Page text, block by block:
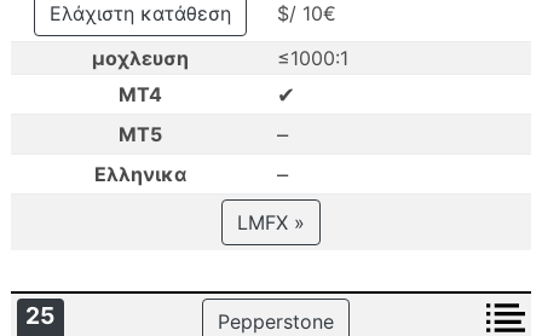
Ελάχιστη κατάθεση
$/ 10€
μοχλευση
≤1000:1
MT4
✔
MT5 –
Ελληνικα –
LMFX »
25 Pepperstone